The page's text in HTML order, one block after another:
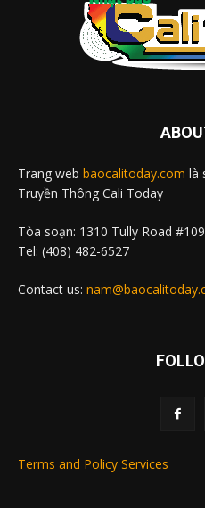
Trang web baocalitoday.com là
Truyền Thông Cali Today
Tòa soạn: 1310 Tully Road
Tel: (408) 482-6527
Contact us:
Terms and Policy Services